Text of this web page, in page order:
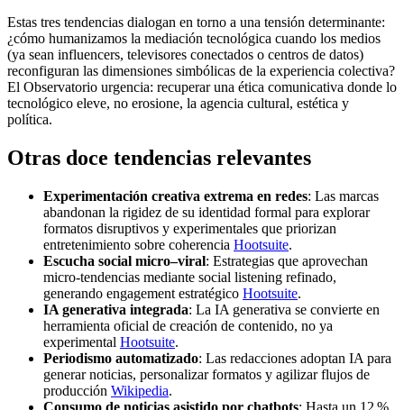
Estas tres tendencias dialogan en torno a una tensión determinante:
¿cómo humanizamos la mediación tecnológica cuando los medios
(ya sean influencers, televisores conectados o centros de datos)
reconfiguran las dimensiones simbólicas de la experiencia colectiva?
El Observatorio urgencia: recuperar una ética comunicativa donde lo
tecnológico eleve, no erosione, la agencia cultural, estética y
política.
Otras doce tendencias relevantes
Experimentación creativa extrema en redes: Las marcas
abandonan la rigidez de su identidad formal para explorar
formatos disruptivos y experimentales que priorizan
entretenimiento sobre coherencia Hootsuite.
Escucha social micro–viral: Estrategias que aprovechan
micro‑tendencias mediante social listening refinado,
generando engagement estratégico Hootsuite.
IA generativa integrada: La IA generativa se convierte en
herramienta oficial de creación de contenido, no ya
experimental Hootsuite.
Periodismo automatizado: Las redacciones adoptan IA para
generar noticias, personalizar formatos y agilizar flujos de
producción Wikipedia.
Consumo de noticias asistido por chatbots: Hasta un 12 %